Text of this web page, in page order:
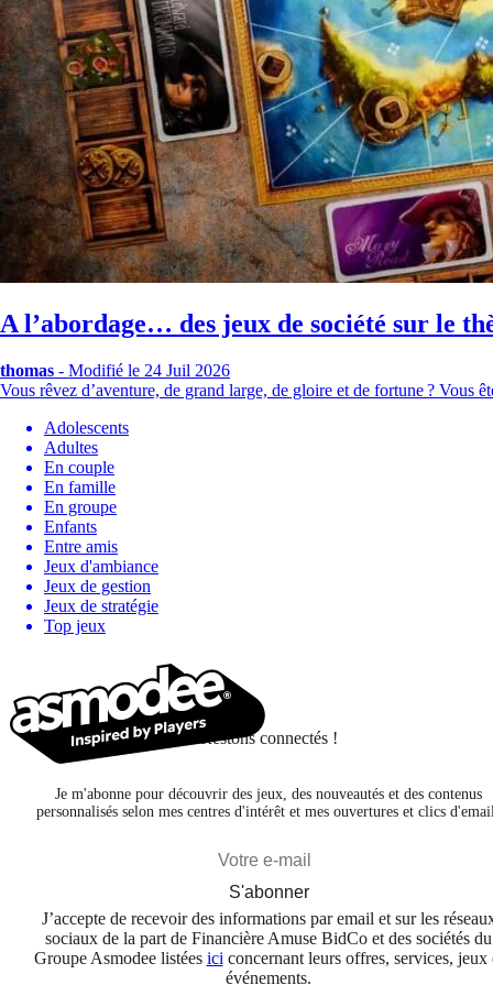
A l’abordage… des jeux de société sur le
thomas - Modifié le 24 Juil 2026
Vous rêvez d’aventure, de grand large, de gloire et de fortune ? Vous
Adolescents
Adultes
En couple
En famille
En groupe
Enfants
Entre amis
Jeux d'ambiance
Jeux de gestion
Jeux de stratégie
Top jeux
Restons connectés !
Je m'abonne pour découvrir des jeux, des nouveautés et des contenus
personnalisés selon mes centres d'intérêt et mes ouvertures et clics
S'abonner
J’accepte de recevoir des informations par email et sur les
sociaux de la part de Financière Amuse BidCo et des sociétés du
Groupe Asmodee listées ici concernant leurs offres, services, jeux
événements.